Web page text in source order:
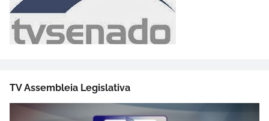
TV Assembleia Legislativa